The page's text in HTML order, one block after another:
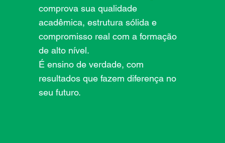
comprova sua qualidade
acadêmica, estrutura sólida e
compromisso real com a formação
de alto nível.
É ensino de verdade, com
resultados que fazem diferença no
seu futuro.